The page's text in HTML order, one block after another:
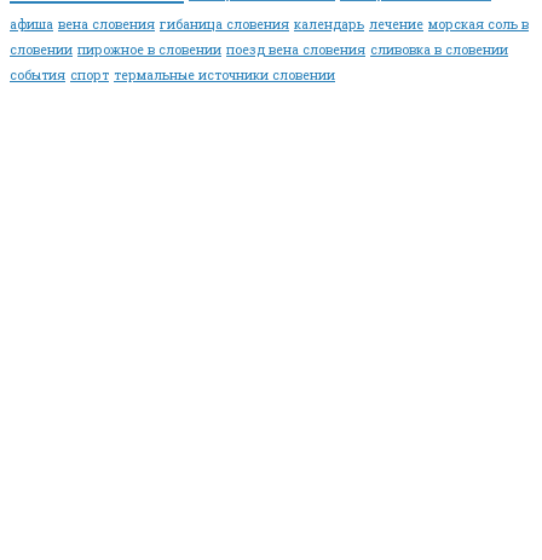
афиша вена словения гибаница словения календарь лечение морская соль в
словении пирожное в словении поезд вена словения сливовка в словении
события спорт термальные источники словении